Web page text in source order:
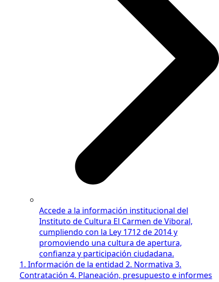
Accede a la información institucional del
Instituto de Cultura El Carmen de Viboral,
cumpliendo con la Ley 1712 de 2014 y
promoviendo una cultura de apertura,
confianza y participación ciudadana.
1. Información de la entidad 2. Normativa 3.
Contratación 4. Planeación, presupuesto e informes